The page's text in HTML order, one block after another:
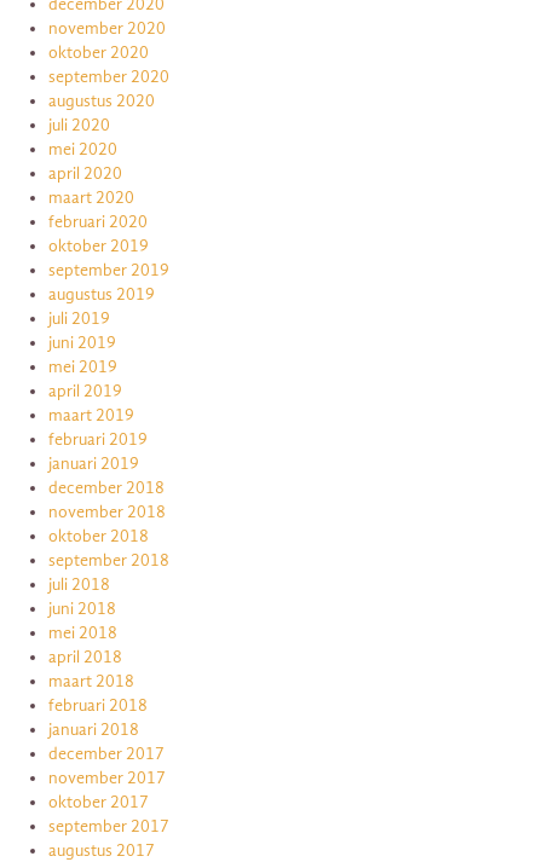
december 2020
november 2020
oktober 2020
september 2020
augustus 2020
juli 2020
mei 2020
april 2020
maart 2020
februari 2020
oktober 2019
september 2019
augustus 2019
juli 2019
juni 2019
mei 2019
april 2019
maart 2019
februari 2019
januari 2019
december 2018
november 2018
oktober 2018
september 2018
juli 2018
juni 2018
mei 2018
april 2018
maart 2018
februari 2018
januari 2018
december 2017
november 2017
oktober 2017
september 2017
augustus 2017